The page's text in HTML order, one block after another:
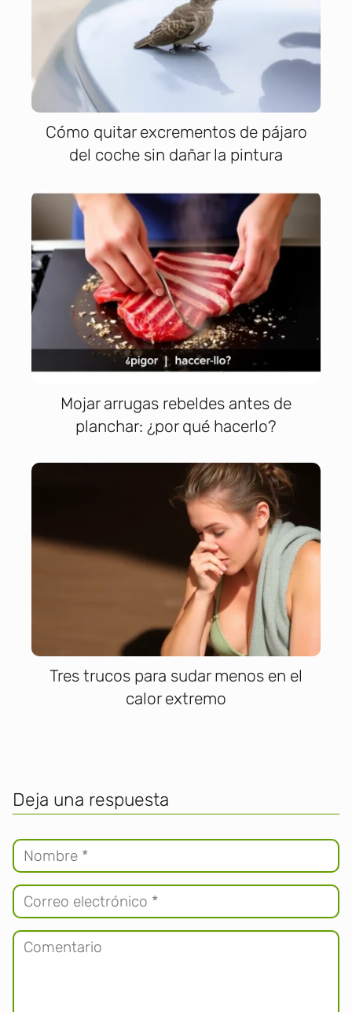
Cómo quitar excrementos de pájaro
del coche sin dañar la pintura
Mojar arrugas rebeldes antes de
planchar: ¿por qué hacerlo?
Tres trucos para sudar menos en el
calor extremo
Deja una respuesta